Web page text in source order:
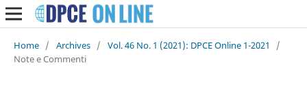
Home / Archives / Vol. 46 No. 1 (2021): DPCE Online 1-2021
/
Note e Commenti